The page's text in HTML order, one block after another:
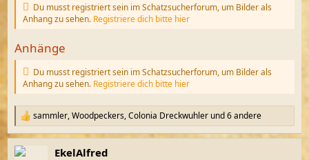
Du musst registriert sein im Schatzsucherforum, um Bilder als
Anhang zu sehen. Registriere dich bitte hier
Anhänge
Du musst registriert sein im Schatzsucherforum, um Bilder als
Anhang zu sehen. Registriere dich bitte hier
R
e
a
k
sammler,Woodpeckers,Colonia Dreckwuhler und 6 andere
EkelAlfred